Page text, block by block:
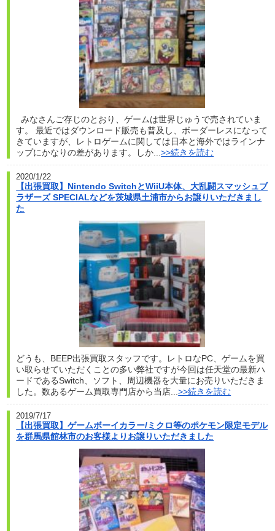
みなさんご存じのとおり、ゲームは世界じゅうで売されていま
す。 最近ではダウンロード販売も普及し、ボーダーレスになって
きていますが、レトロゲームに関しては日本と海外ではラインナ
ップにかなりの差があります。しか...>>続きを読む
2020/1/22
【出張買取】Nintendo SwitchとWiiU本体、大乱闘スマッシュブ
ラザーズ SPECIALなどを茨城県土浦市からお譲りいただきまし
た
どうも、BEEP出張買取スタッフです。レトロなPC、ゲームを買
い取らせていただくことの多い弊社ですが今回は任天堂の最新ハ
ードであるSwitch、ソフト、周辺機器を大量にお売りいただきま
した。数あるゲーム買取専門店から当店...>>続きを読む
2019/7/17
【出張買取】ゲームボーイカラー/ミクロ等のポケモン限定モデル
を群馬県館林市のお客様よりお譲りいただきました